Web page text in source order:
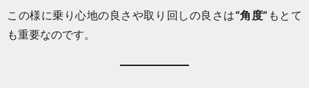
この様に乗り心地の良さや取り回しの良さは“角度” もとて
も重要なのです。